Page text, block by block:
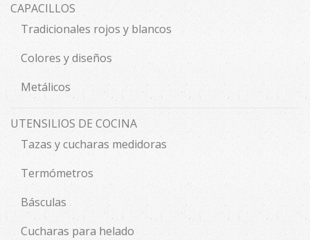
CAPACILLOS
Tradicionales rojos y blancos
Colores y diseños
Metálicos
UTENSILIOS DE COCINA
Tazas y cucharas medidoras
Termómetros
Básculas
Cucharas para helado